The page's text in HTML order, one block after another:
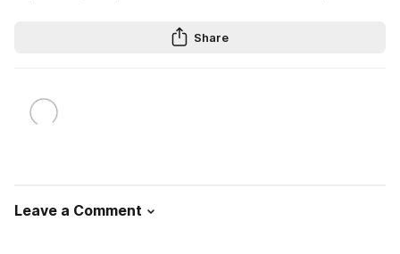
Share
Leave a Comment